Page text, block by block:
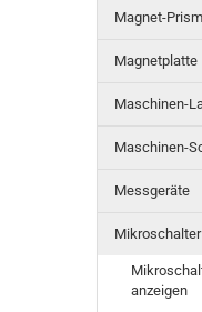
Magnet-
Magnetplatte
Maschinen-
Maschinen-
Messgeräte
anzeigen